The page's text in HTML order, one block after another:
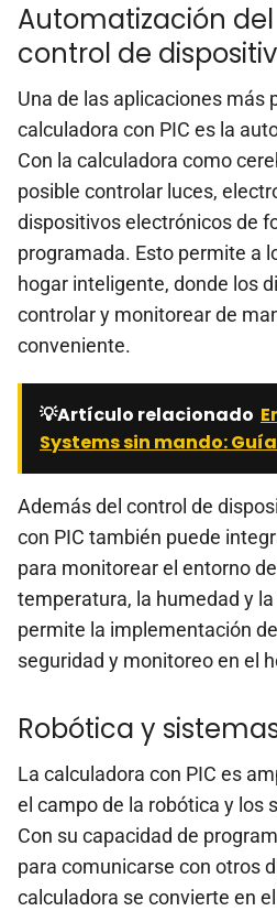
Automatización
control de
Una de las aplicaciones más
calculadora con PIC es la
Con la calculadora como
posible controlar luces,
dispositivos electrónicos de
programada. Esto permite a
hogar inteligente, donde los
controlar y monitorear de
conveniente.
💡Artículo relacionado
Systems sin mando:
Además del control de
con PIC también puede
para monitorear el entorno
temperatura, la humedad y
permite la implementación
seguridad y monitoreo en el
Robótica y
La calculadora con PIC es
el campo de la robótica y los
Con su capacidad de
para comunicarse con otros
calculadora se convierte en